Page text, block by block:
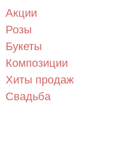
Розы
Букеты
Хиты продаж
Свадьба